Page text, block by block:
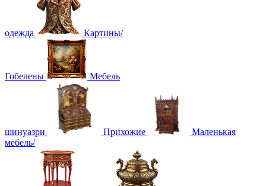
одежда Картины/
Гобелены Мебель
шинуазри Прихожие
Маленькая
мебель/